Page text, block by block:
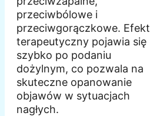
przeciwbólowe i
przeciwgorączkowe. Efekt
terapeutyczny pojawia się
szybko po podaniu
dożylnym, co pozwala na
skuteczne opanowanie
objawów w sytuacjach
nagłych.